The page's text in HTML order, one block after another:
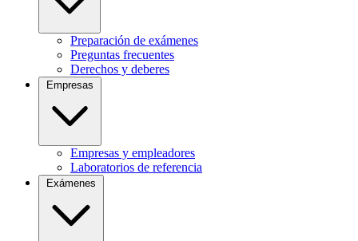
Preparación de exámenes
Preguntas frecuentes
Derechos y deberes
Empresas y empleadores
Laboratorios de referencia